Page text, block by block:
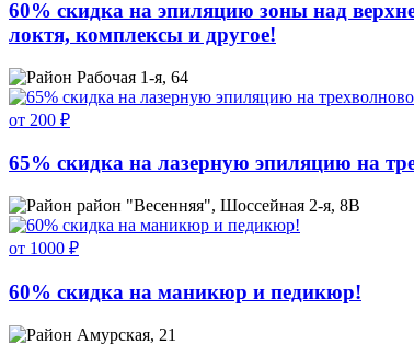
60% скидка на эпиляцию зоны над
локтя, комплексы и другое!
Рабочая 1-я, 64
от 200 ₽
65% скидка на лазерную эпиляцию на
район "Весенняя", Шоссейная 2-я, 8В
от 1000 ₽
60% скидка на маникюр и педикюр!
Амурская, 21